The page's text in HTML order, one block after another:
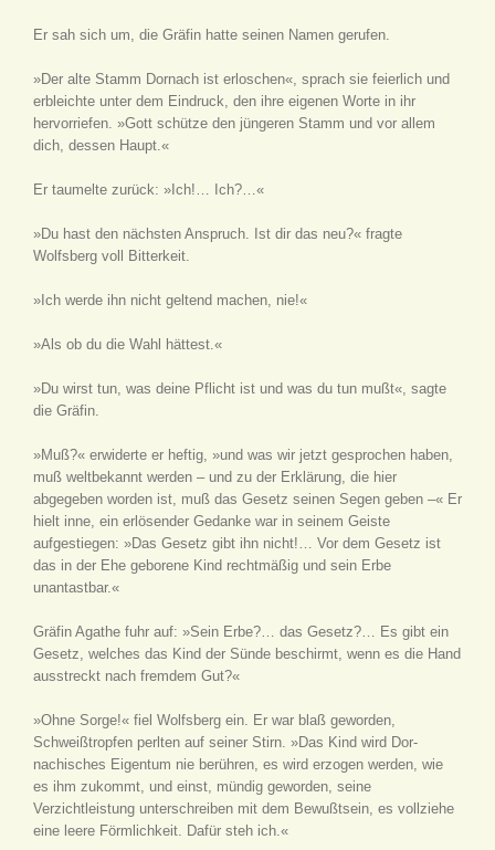
Er sah sich um, die Gräfin hatte seinen Namen gerufen.
»Der alte Stamm Dornach ist erloschen«, sprach sie feierlich und
erbleichte unter dem Eindruck, den ihre eigenen Worte in ihr
hervorriefen. »Gott schütze den jüngeren Stamm und vor allem
dich, dessen Haupt.«
Er taumelte zurück: »Ich!… Ich?…«
»Du hast den nächsten Anspruch. Ist dir das neu?« fragte
Wolfsberg voll Bitterkeit.
»Ich werde ihn nicht geltend machen, nie!«
»Als ob du die Wahl hättest.«
»Du wirst tun, was deine Pflicht ist und was du tun mußt«, sagte
die Gräfin.
»Muß?« erwiderte er heftig, »und was wir jetzt gesprochen haben,
muß weltbekannt werden – und zu der Erklärung, die hier
abgegeben worden ist, muß das Gesetz seinen Segen geben –« Er
hielt inne, ein erlösender Gedanke war in seinem Geiste
aufgestiegen: »Das Gesetz gibt ihn nicht!… Vor dem Gesetz ist
das in der Ehe geborene Kind rechtmäßig und sein Erbe
unantastbar.«
Gräfin Agathe fuhr auf: »Sein Erbe?… das Gesetz?… Es gibt ein
Gesetz, welches das Kind der Sünde beschirmt, wenn es die Hand
ausstreckt nach fremdem Gut?«
»Ohne Sorge!« fiel Wolfsberg ein. Er war blaß geworden,
Schweißtropfen perlten auf seiner Stirn. »Das Kind wird Dor-
nachisches Eigentum nie berühren, es wird erzogen werden, wie
es ihm zukommt, und einst, mündig geworden, seine
Verzichtleistung unterschreiben mit dem Bewußtsein, es vollziehe
eine leere Förmlichkeit. Dafür steh ich.«